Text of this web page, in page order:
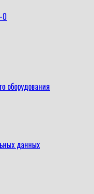
О
оборудования
данных